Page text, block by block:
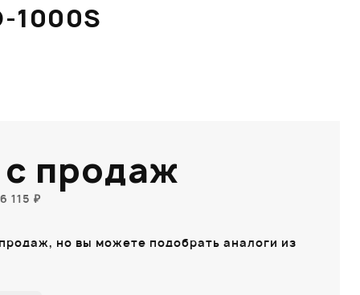
1000S
продаж
115 ₽
но вы можете подобрать аналоги из